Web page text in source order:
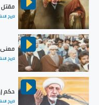
مقتل
تاريخ
معنى
تاريخ
حكم
تاريخ